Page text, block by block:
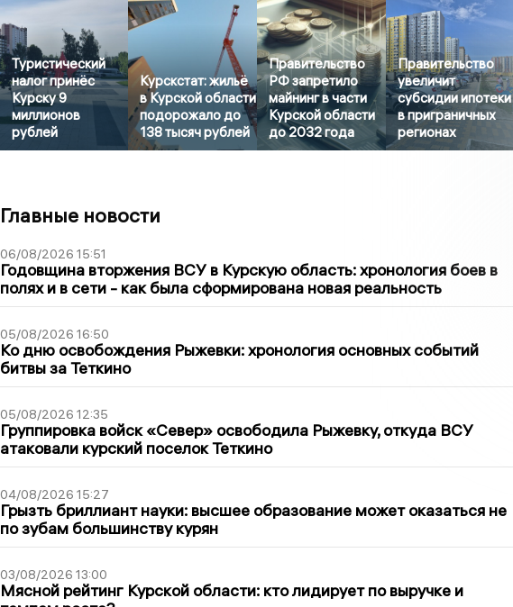
Туристический
налог принёс
Курску 9
миллионов
рублей
Курскстат: жильё
в Курской области
подорожало до
138 тысяч рублей
Правительство
РФ запретило
майнинг в части
Курской области
до 2032 года
Правительство
увеличит
субсидии ипотеки
в приграничных
регионах
Главные новости
06/08/2026 15:51
Годовщина вторжения ВСУ в Курскую область: хронология боев в
полях и в сети - как была сформирована новая реальность
05/08/2026 16:50
Ко дню освобождения Рыжевки: хронология основных событий
битвы за Теткино
05/08/2026 12:35
Группировка войск «Север» освободила Рыжевку, откуда ВСУ
атаковали курский поселок Теткино
04/08/2026 15:27
Грызть бриллиант науки: высшее образование может оказаться не
по зубам большинству курян
03/08/2026 13:00
Мясной рейтинг Курской области: кто лидирует по выручке и